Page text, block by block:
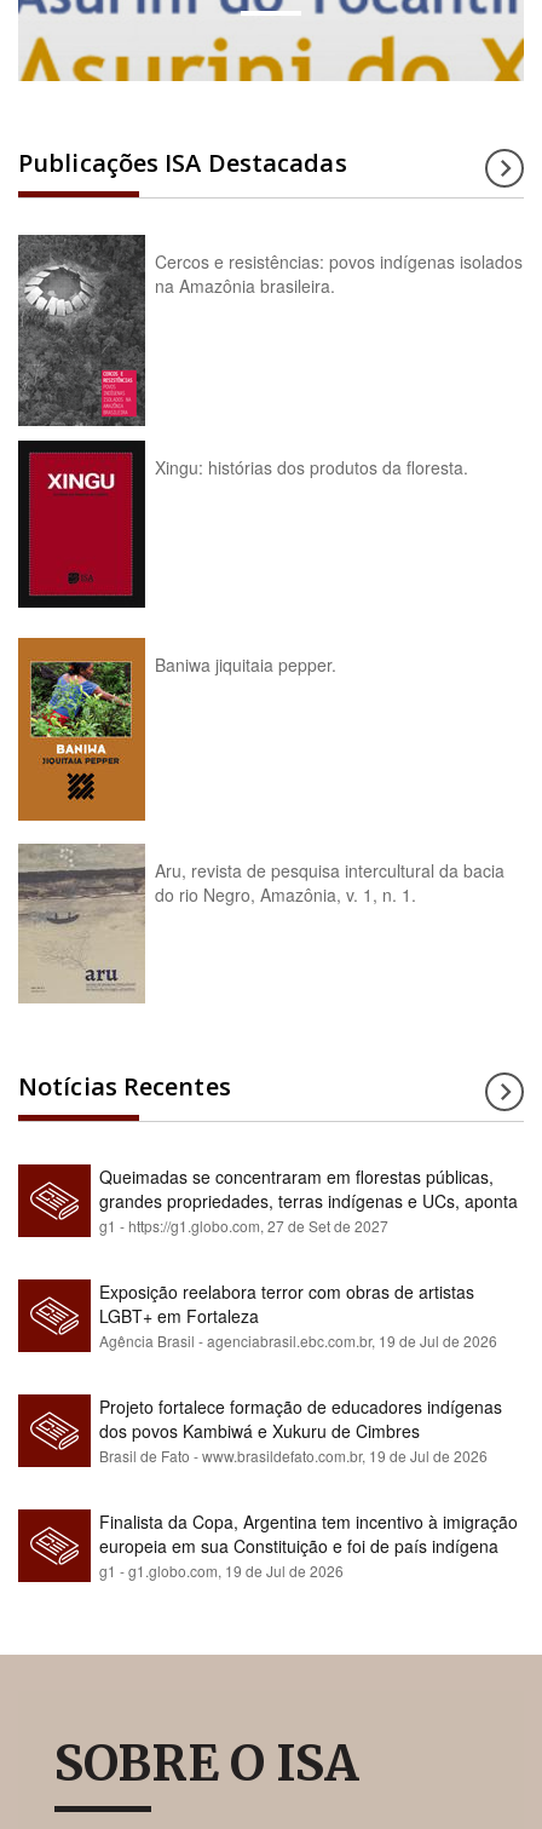
Publicações ISA Destacadas
Cercos e resistências: povos indígenas isolados
na Amazônia brasileira.
Xingu: histórias dos produtos da floresta.
Baniwa jiquitaia pepper.
Aru, revista de pesquisa intercultural da bacia
do rio Negro, Amazônia, v. 1, n. 1.
Notícias Recentes
Queimadas se concentraram em florestas públicas,
grandes propriedades, terras indígenas e UCs, aponta
relatório
g1 - https://g1.globo.com,27 de Set de 2027
Exposição reelabora terror com obras de artistas
LGBT+ em Fortaleza
Agência Brasil - agenciabrasil.ebc.com.br, 19 de Jul de 2026
Projeto fortalece formação de educadores indígenas
dos povos Kambiwá e Xukuru de Cimbres
Brasil de Fato - www.brasildefato.com.br, 19 de Jul de 2026
Finalista da Copa, Argentina tem incentivo à imigração
europeia em sua Constituição e foi de país indígena
para maioria branca
g1 - g1.globo.com, 19 de Jul de 2026
SOBRE O ISA